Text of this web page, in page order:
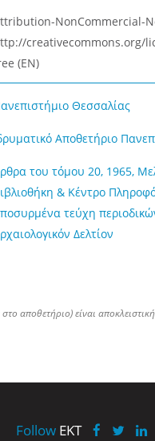
NonCommercial-
creativecommons.org/
(EN)
Θεσσαλίας
Αποθετήριο
του τόμου 20, 1965,
& Κέντρο
τεύχη
Δελτίον
αποθετήριο) είναι
Follow EKT